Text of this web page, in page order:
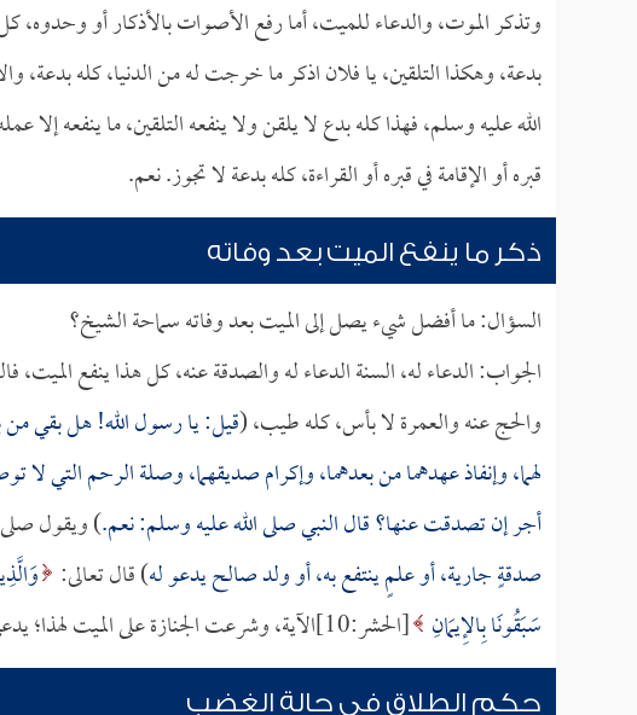
وتذكر الموت، والدعاء للميت، أما رفع الأصوات بالأذكار أو وحدوه، كل
بدعة، وهكذا التلقين، يا فلان اذكر ما خرجت له من الدنيا، كله بدعة،
الله عليه وسلم، فهذا كله بدع لا يلقن ولا ينفعه التلقين، ما ينفعه إلا
قبره أو الإقامة في قبره أو القراءة، كله بدعة لا تجوز. نعم.
ذكر ما ينفع الميت بعد وفاته
السؤال: ما أفضل شيء يصل إلى الميت بعد وفاته سماحة الشيخ؟
الجواب: الدعاء له، السنة الدعاء له والصدقة عنه، كل هذا ينفع الميت،
والحج عنه والعمرة لا بأس، كله طيب، (قيل: يا رسول الله! هل بقي من
لهما، وإنفاذ عهدهما من بعدهما، وإكرام صديقهما، وصلة الرحم التي لا
أجر إن تصدقت عنها؟ قال النبي صلى الله عليه وسلم: نعم.) ويقول
صدقةٍ جارية، أو علمٍ ينتفع به، أو ولد صالح يدعو له) قال تعالى:
سَبَقُونَا بِالإِيمَانِ [الحشر:10]الآية، وشرعت الجنازة على الميت لهذا؛ يدعى له بعد موته، يترحم عليه في صلاة الجنازة.
حكم الطلاق في حالة الغضب